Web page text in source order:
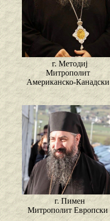
г. Методиј
Митрополит
Американско-Канадски
г. Пимен
Митрополит Европски